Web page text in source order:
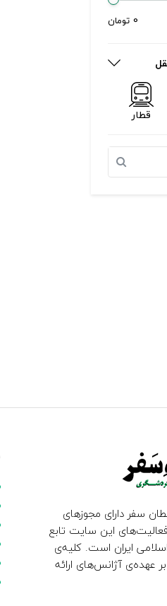
0 تومان
قطار
سفر دارای مجوزهای
این سایت تابع
ایران است. کلیه‌ی
عهده‌ی آژانس‌های ارائه